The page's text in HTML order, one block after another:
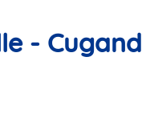
- Cugand